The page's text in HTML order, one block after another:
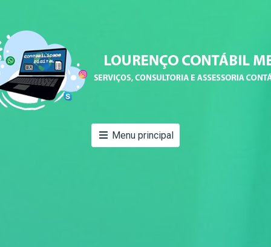
Menu principal